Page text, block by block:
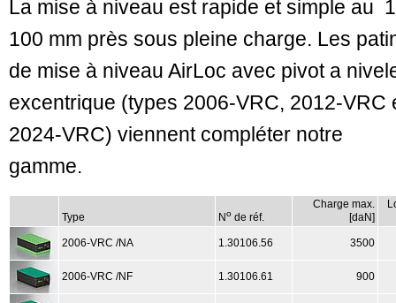
La mise à niveau est rapide et simple au
100 mm près sous pleine charge. Les
de mise à niveau AirLoc avec pivot a
excentrique (types 2006-VRC, 2012-VRC
2024-VRC) viennent compléter notre
gamme.
Type No de réf.
Charge max.
[daN]
2006-VRC /NA 1.30106.56 3500
2006-VRC /NF 1.30106.61 900